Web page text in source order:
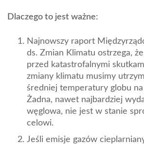
Dlaczego to jest ważne:
Najnowszy raport
ds. Zmian Klimatu ostrzega,
przed katastrofalnymi
zmiany klimatu musimy
średniej temperatury globu na
Żadna, nawet najbardziej
węglowa, nie jest w stanie
celowi.
Jeśli emisje gazów